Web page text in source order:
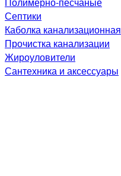
Септики
Каболка канализационная
Прочистка канализации
Жироуловители
Сантехника и аксессуары